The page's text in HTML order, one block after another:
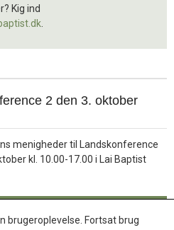
Kig ind
2 den 3. oktober
menigheder til Landskonference
kl. 10.00-17.00 i Lai Baptist
mere
brugeroplevelse. Fortsat brug